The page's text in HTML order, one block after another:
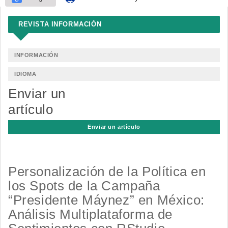
REVISTA INFORMACIÓN
INFORMACIÓN
IDIOMA
Enviar un
artículo
Enviar un artículo
Personalización de la Política en
los Spots de la Campaña
“Presidente Máynez” en México:
Análisis Multiplataforma de